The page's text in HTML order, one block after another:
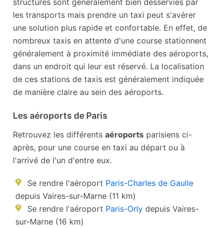
structures sont généralement bien desservies par
les transports mais prendre un taxi peut s'avérer
une solution plus rapide et confortable. En effet, de
nombreux taxis en attente d'une course stationnent
généralement à proximité immédiate des aéroports,
dans un endroit qui leur est réservé. La localisation
de ces stations de taxis est généralement indiquée
de manière claire au sein des aéroports.
Les aéroports de Paris
Retrouvez les différentsaéroports parisiens ci-
après, pour une course en taxi au départ ou à
l'arrivé de l'un d'entre eux.
Se rendre l'aéroport Paris-Charles de Gaulle
depuis Vaires-sur-Marne (11 km)
Se rendre l'aéroport Paris-Orly depuis Vaires-
sur-Marne (16 km)